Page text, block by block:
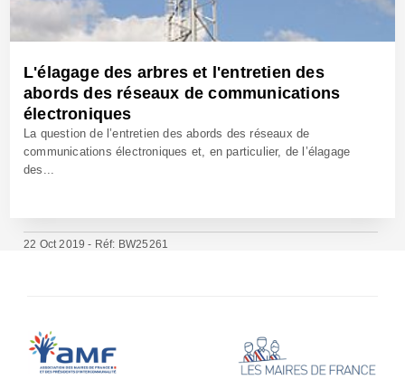
L'élagage des arbres et l'entretien des
abords des réseaux de communications
électroniques
La question de l’entretien des abords des réseaux de
communications électroniques et, en particulier, de l’élagage
des...
22 Oct 2019 - Réf: BW25261